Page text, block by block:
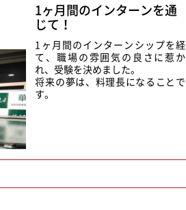
1ヶ月間のインターンを通
じて！
1ヶ月間のインターンシップを経
て、職場の雰囲気の良さに惹か
れ、受験を決めました。
将来の夢は、料理長になることで
す。